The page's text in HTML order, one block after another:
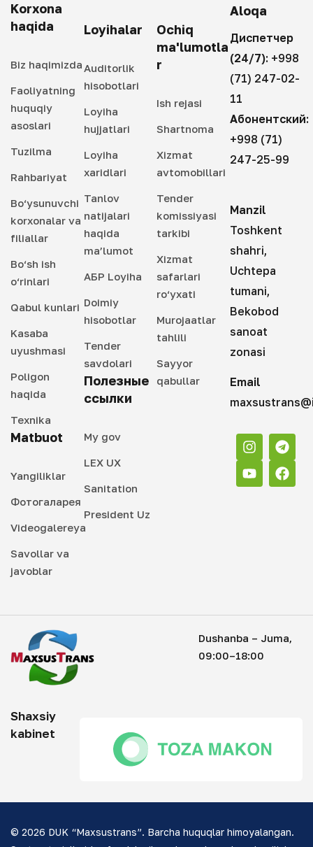
Korxona
haqida
Biz haqimizda
Faoliyatning
huquqiy
asoslari
Tuzilma
Rahbariyat
Bo‘ysunuvchi
korxonalar va
filiallar
Bo‘sh ish
o‘rinlari
Qabul kunlari
Kasaba
uyushmasi
Poligon
haqida
Texnika
Matbuot
Yangiliklar
Фотогаларея
Videogalereya
Savollar va
javoblar
Loyihalar
Auditorlik
hisobotlari
Loyiha
hujjatlari
Loyiha
xaridlari
Tanlov
natijalari
haqida
ma’lumot
АБР Loyiha
Doimiy
hisobotlar
Tender
savdolari
Полезные
ссылки
My gov
LEX UX
Sanitation
President Uz
Ochiq
ma'lumotla
r
Ish rejasi
Shartnoma
Xizmat
avtomobillari
Tender
komissiyasi
tarkibi
Xizmat
safarlari
ro‘yxati
Murojaatlar
tahlili
Sayyor
qabullar
Aloqa
Диспетчер
(24/7): +998
(71) 247-02-
11
Абонентский:
+998 (71)
247-25-99
Manzil
Toshkent
shahri,
Uchtepa
tumani,
Bekobod
sanoat
zonasi
Email
Dushanba – Juma,
09:00–18:00
Shaxsiy
kabinet
© 2026 DUK “Maxsustrans”. Barcha huquqlar himoyalangan.